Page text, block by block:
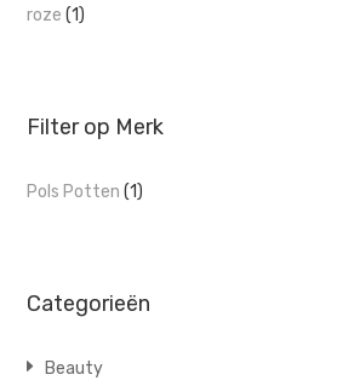
roze (1)
Filter op Merk
Pols Potten (1)
Categorieën
Beauty